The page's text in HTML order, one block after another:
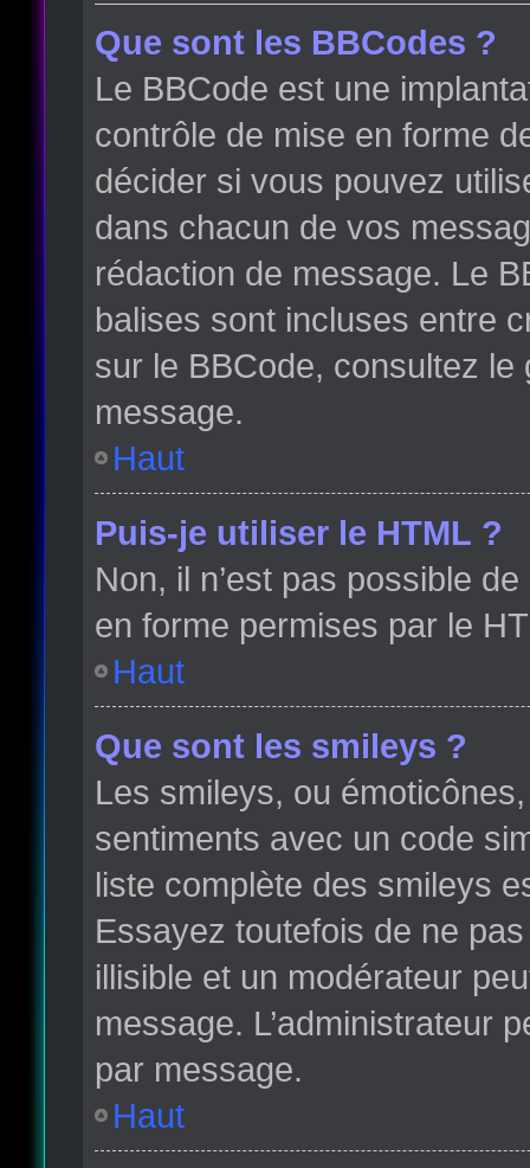
Que sont les BBCodes ?
Le BBCode est une
contrôle de mise en forme
décider si vous pouvez
dans chacun de vos
rédaction de message. Le
balises sont incluses entre
sur le BBCode, consultez
message.
Haut
Puis-je utiliser le HTML ?
Non, il n’est pas possible
en forme permises par le
Haut
Que sont les smileys ?
Les smileys, ou
sentiments avec un code
liste complète des smileys
Essayez toutefois de ne
illisible et un modérateur
message. L’administrateur
par message.
Haut